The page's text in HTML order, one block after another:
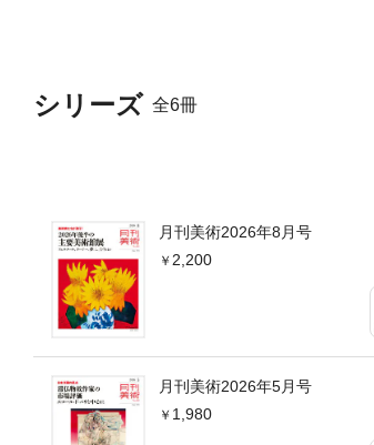
シリーズ 全6冊
月刊美術2026年8月号
2,200
月刊美術2026年5月号
1,980